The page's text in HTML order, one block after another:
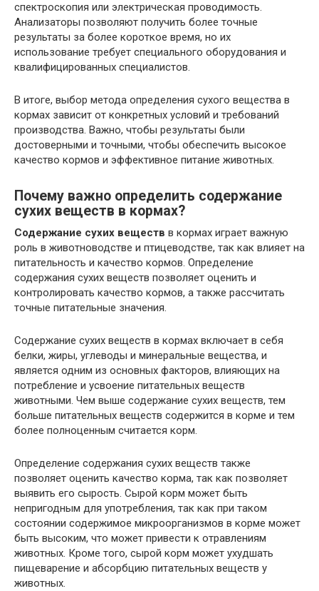
спектроскопия или электрическая проводимость.
Анализаторы позволяют получить более точные
результаты за более короткое время, но их
использование требует специального оборудования и
квалифицированных специалистов.
В итоге, выбор метода определения сухого вещества в
кормах зависит от конкретных условий и требований
производства. Важно, чтобы результаты были
достоверными и точными, чтобы обеспечить высокое
качество кормов и эффективное питание животных.
Почему важно определить содержание
сухих веществ в кормах?
Содержание сухих веществ в кормах играет важную
роль в животноводстве и птицеводстве, так как влияет на
питательность и качество кормов. Определение
содержания сухих веществ позволяет оценить и
контролировать качество кормов, а также рассчитать
точные питательные значения.
Содержание сухих веществ в кормах включает в себя
белки, жиры, углеводы и минеральные вещества, и
является одним из основных факторов, влияющих на
потребление и усвоение питательных веществ
животными. Чем выше содержание сухих веществ, тем
больше питательных веществ содержится в корме и тем
более полноценным считается корм.
Определение содержания сухих веществ также
позволяет оценить качество корма, так как позволяет
выявить его сырость. Сырой корм может быть
непригодным для употребления, так как при таком
состоянии содержимое микроорганизмов в корме может
быть высоким, что может привести к отравлениям
животных. Кроме того, сырой корм может ухудшать
пищеварение и абсорбцию питательных веществ у
животных.